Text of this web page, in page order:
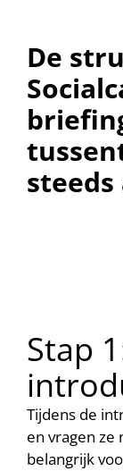
De
Stap
Tijdens de
en vragen ze
belangrijk